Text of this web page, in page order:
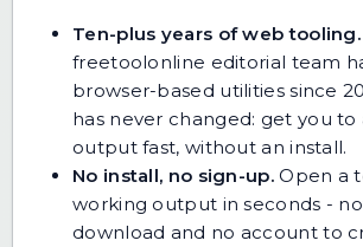
Ten-plus years of web tooling.
freetoolonline editorial team
browser-based utilities since
has never changed: get you to
output fast, without an install.
No install, no sign-up.Open a
working output in seconds -
download and no account to